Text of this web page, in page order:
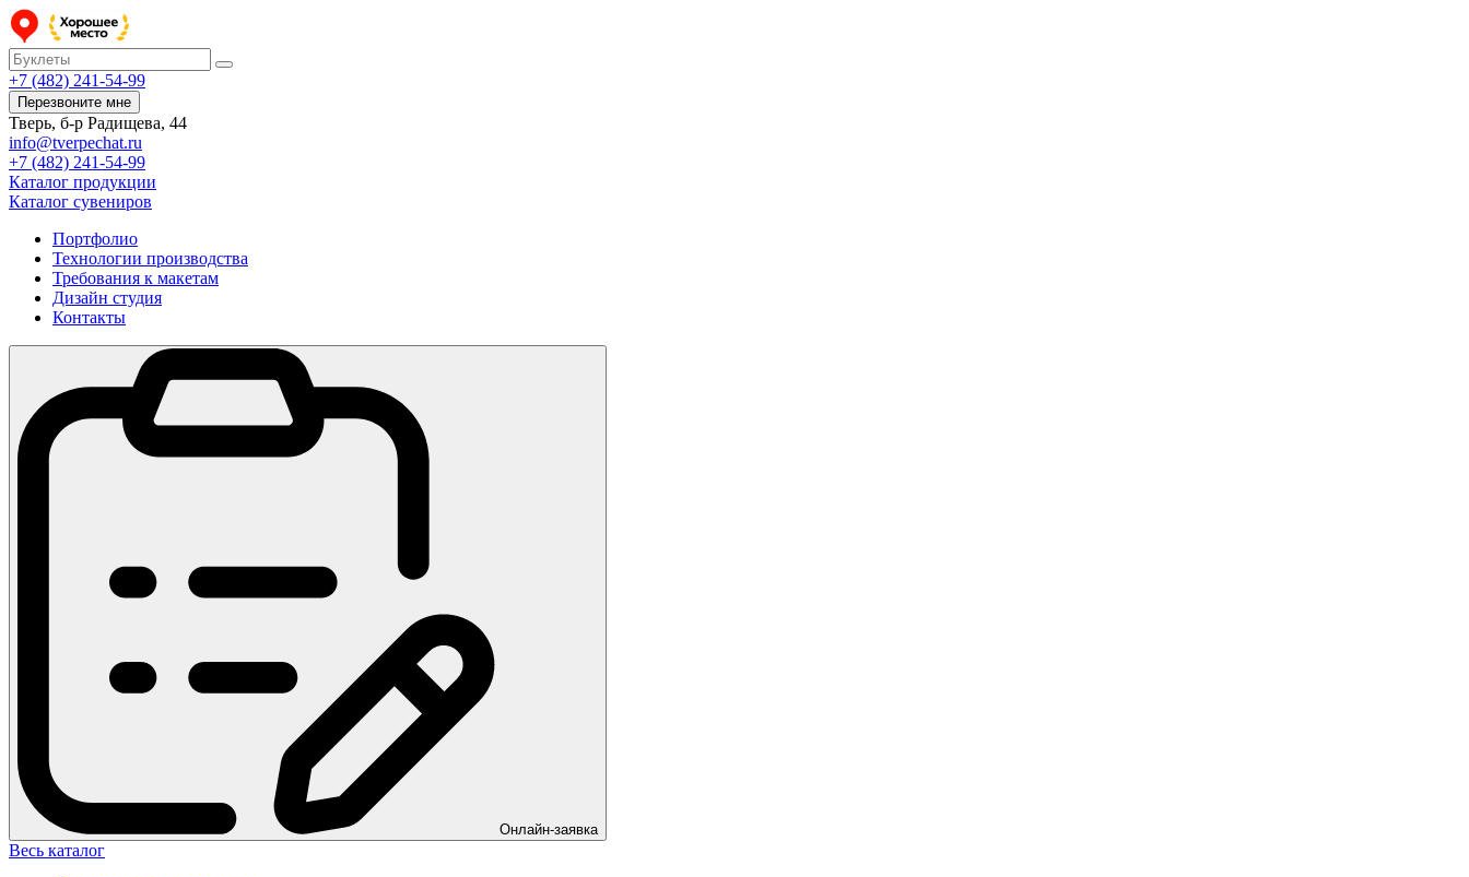
+7 (482) 241-54-99
Перезвоните мне
Тверь, б-р Радищева, 44
info@tverpechat.ru
+7 (482) 241-54-99
Каталог продукции
Каталог сувениров
Портфолио
Технологии производства
Требования к макетам
Дизайн студия
Контакты
Онлайн-заявка
Весь каталог